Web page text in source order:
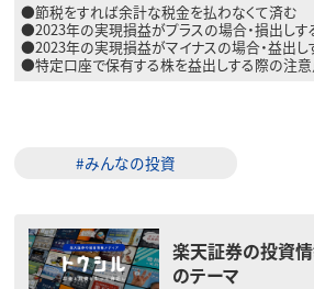
●節税をすれば余計な税金を払わなくて済む
●2023年の実現損益がプラスの場合・損出しす
●2023年の実現損益がマイナスの場合・益出し
●特定口座で保有する株を益出しする際の注
#みんなの投資
楽天証券の投資情
のテーマ